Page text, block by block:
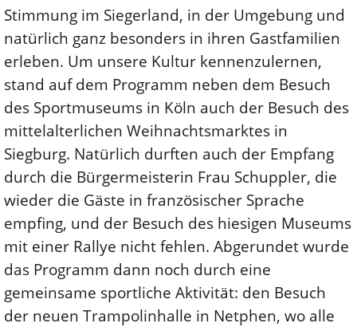
Stimmung im Siegerland, in der Umgebung und
natürlich ganz besonders in ihren Gastfamilien
erleben. Um unsere Kultur kennenzulernen,
stand auf dem Programm neben dem Besuch
des Sportmuseums in Köln auch der Besuch des
mittelalterlichen Weihnachtsmarktes in
Siegburg. Natürlich durften auch der Empfang
durch die Bürgermeisterin Frau Schuppler, die
wieder die Gäste in französischer Sprache
empfing, und der Besuch des hiesigen Museums
mit einer Rallye nicht fehlen. Abgerundet wurde
das Programm dann noch durch eine
gemeinsame sportliche Aktivität: den Besuch
der neuen Trampolinhalle in Netphen, wo alle